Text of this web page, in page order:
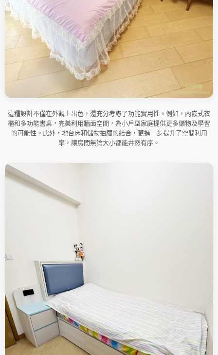
這種設計不僅在外觀上出色，還充分考慮了功能實用性。例如，內嵌式衣
櫃和多功能書桌，完美利用牆面空間，為小戶型家庭提供更多儲物及學習
的可能性。此外，地台床和儲物抽屜的結合，更進一步提升了空間利用
率，讓房間無論大小都能井然有序。